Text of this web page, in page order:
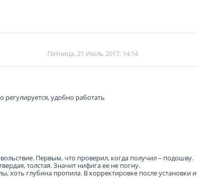
Пятница, 21 Июль 2017, 14:14
удобно работать
Первым, что проверил, когда получил – подошву.
толстая. Значит нифига ее не погну.
хоть глубина пропила. В корректировке после установки и